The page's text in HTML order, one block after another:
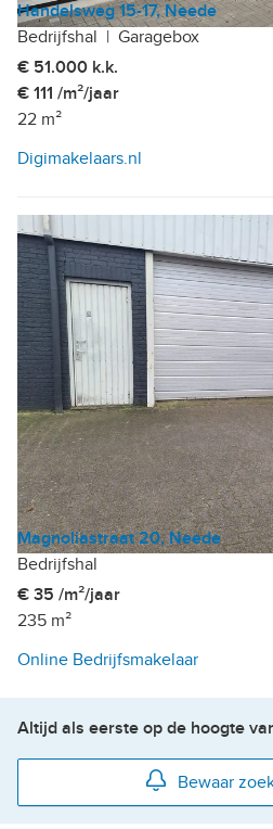
Handelsweg 15-17, Neede
Bedrijfshal | Garagebox
€ 51.000 k.k.
€ 111 /m²/jaar
22 m²
Digimakelaars.nl
Magnoliastraat 20, Neede
Bedrijfshal
€ 35 /m²/jaar
235 m²
Online Bedrijfsmakelaar
Altijd als eerste op de hoogte
Bewaar